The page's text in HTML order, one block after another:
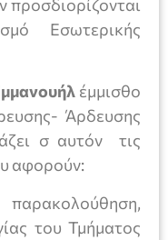
προσδιορίζονται
Εσωτερικής
έμμισθο
Άρδευσης
σ αυτόν τις
αφορούν:
του Τμήματος